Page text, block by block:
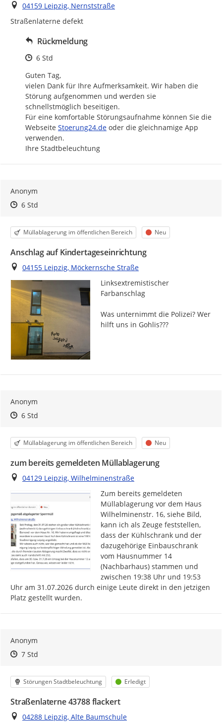
Ort
04159 Leipzig, Nernststraße
Straßenlaterne defekt
Rückmeldung
Zeitpunkt des Erstellens
6 Std
Guten Tag,
vielen Dank für Ihre Aufmerksamkeit. Wir haben die
Störung aufgenommen und werden sie
schnellstmöglich beseitigen.
Für eine komfortable Störungsaufnahme können Sie die
Webseite http://
Stoerung24.de oder die gleichnamige App
verwenden.
Ihre Stadtbeleuchtung
Anonym
Zeitpunkt des Erstellens
Zeitpunkt des Erstellens
6 StdZur Äußerung
Kategorie
Müllablagerung im öffentlichen Bereich Status
Neu
Anschlag auf Kindertageseinrichtung
Ort
04155 Leipzig, Möckernsche Straße
Linksextremistischer
Farbanschlag
Was unternimmt die Polizei? Wer
hilft uns in Gohlis???
Anonym
Zeitpunkt des Erstellens
Zeitpunkt des Erstellens
6 StdZur Äußerung
Kategorie
Müllablagerung im öffentlichen Bereich Status
Neu
zum bereits gemeldeten Müllablagerung
Ort
04129 Leipzig, Wilhelminenstraße
Zum bereits gemeldeten
Müllablagerung vor dem Haus
Wilhelminenstr. 16, siehe Bild,
kann ich als Zeuge feststellen,
dass der Kühlschrank und der
dazugehörige Einbauschrank
vom Hausnummer 14
(Nachbarhaus) stammen und
zwischen 19:38 Uhr und 19:53
Uhr am 31.07.2026 durch einige Leute direkt in den jetzigen
Platz gestellt wurden.
Anonym
Zeitpunkt des Erstellens
Zeitpunkt des Erstellens
7 StdZur Äußerung
Kategorie
Störungen Stadtbeleuchtung Status
Erledigt
Straßenlaterne 43788 flackert
Ort
04288 Leipzig, Alte Baumschule